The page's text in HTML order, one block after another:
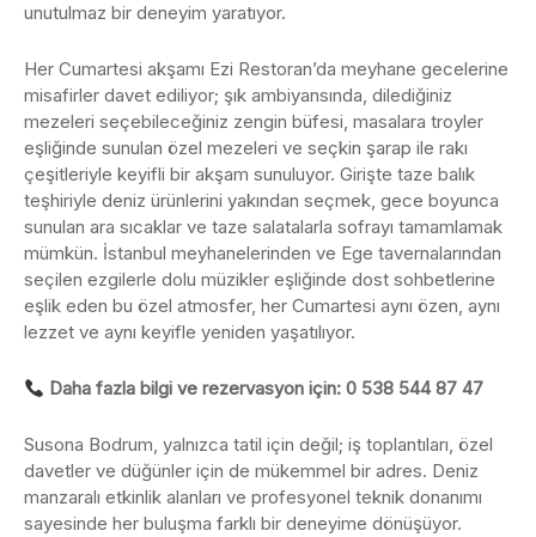
unutulmaz bir deneyim yaratıyor.
Her Cumartesi akşamı Ezi Restoran’da meyhane gecelerine
misafirler davet ediliyor; şık ambiyansında, dilediğiniz
mezeleri seçebileceğiniz zengin büfesi, masalara troyler
eşliğinde sunulan özel mezeleri ve seçkin şarap ile rakı
çeşitleriyle keyifli bir akşam sunuluyor. Girişte taze balık
teşhiriyle deniz ürünlerini yakından seçmek, gece boyunca
sunulan ara sıcaklar ve taze salatalarla sofrayı tamamlamak
mümkün. İstanbul meyhanelerinden ve Ege tavernalarından
seçilen ezgilerle dolu müzikler eşliğinde dost sohbetlerine
eşlik eden bu özel atmosfer, her Cumartesi aynı özen, aynı
lezzet ve aynı keyifle yeniden yaşatılıyor.
Daha fazla bilgi ve rezervasyon için: 0 538 544 87 47
Susona Bodrum, yalnızca tatil için değil; iş toplantıları, özel
davetler ve düğünler için de mükemmel bir adres. Deniz
manzaralı etkinlik alanları ve profesyonel teknik donanımı
sayesinde her buluşma farklı bir deneyime dönüşüyor.